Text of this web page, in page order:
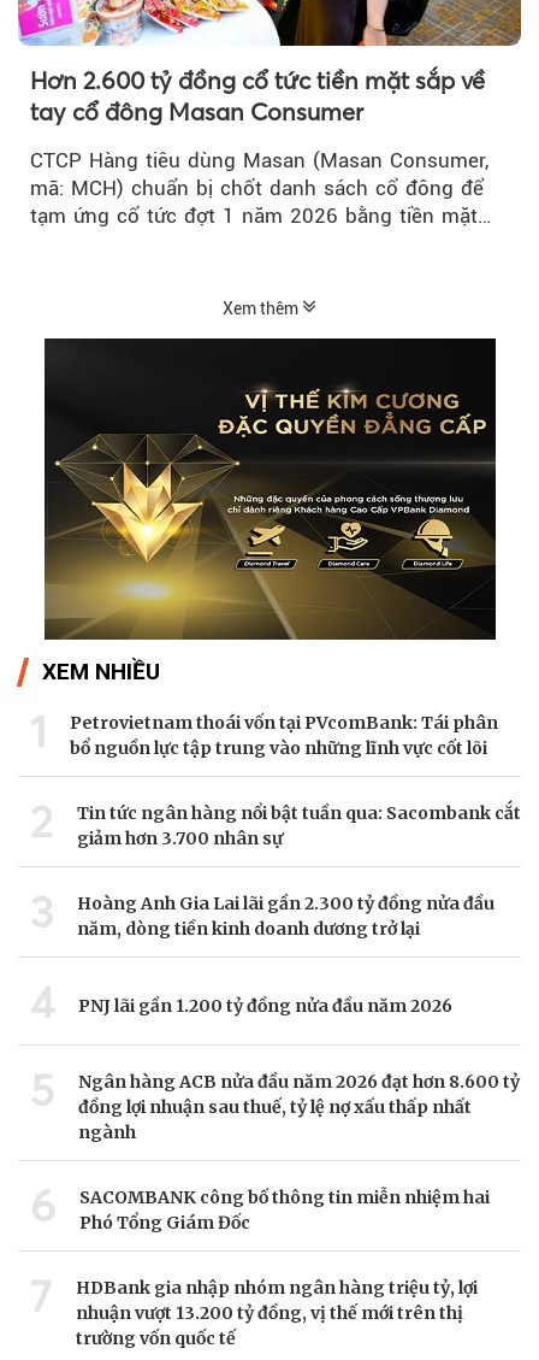
Hơn 2.600 tỷ đồng cổ tức tiền mặt sắp về
tay cổ đông Masan Consumer
CTCP Hàng tiêu dùng Masan (Masan Consumer,
mã: MCH) chuẩn bị chốt danh sách cổ đông để
tạm ứng cổ tức đợt 1 năm 2026 bằng tiền mặt
Xem thêm
XEM NHIỀU
1
Petrovietnam thoái vốn tại PVcomBank: Tái phân
bổ nguồn lực tập trung vào những lĩnh vực cốt lõi
2
Tin tức ngân hàng nổi bật tuần qua: Sacombank cắt
giảm hơn 3.700 nhân sự
3
Hoàng Anh Gia Lai lãi gần 2.300 tỷ đồng nửa đầu
năm, dòng tiền kinh doanh dương trở lại
4 PNJ lãi gần 1.200 tỷ đồng nửa đầu năm 2026
5
Ngân hàng ACB nửa đầu năm 2026 đạt hơn 8.600 tỷ
đồng lợi nhuận sau thuế, tỷ lệ nợ xấu thấp nhất
ngành
6
SACOMBANK công bố thông tin miễn nhiệm hai
Phó Tổng Giám Đốc
7
HDBank gia nhập nhóm ngân hàng triệu tỷ, lợi
nhuận vượt 13.200 tỷ đồng, vị thế mới trên thị
trường vốn quốc tế